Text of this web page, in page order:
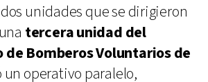
unidades que se dirigieron
tercera unidad del
de Bomberos Voluntarios de
un operativo paralelo,